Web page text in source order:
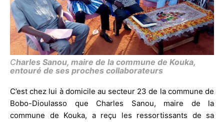
Charles Sanou, maire de la commune de Kouka,
entouré de ses proches collaborateurs
C’est chez lui à domicile au secteur 23 de la commune de
Bobo-Dioulasso que Charles Sanou, maire de la
commune de Kouka, a reçu les ressortissants de sa